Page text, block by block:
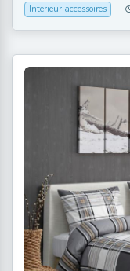
Interieur accessoires